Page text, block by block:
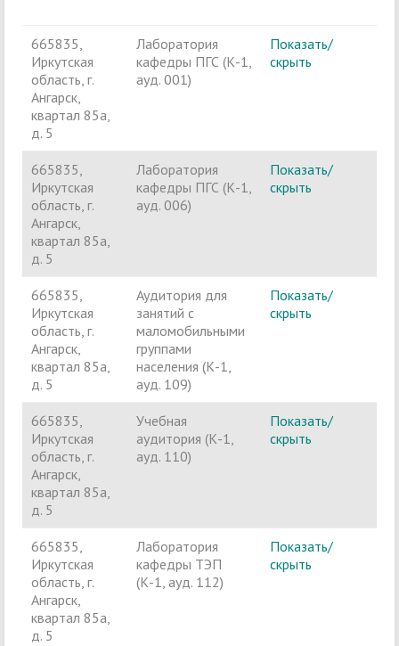
665835,
Иркутская
область, г.
Ангарск,
квартал 85а,
д. 5
Лаборатория
кафедры ПГС (К-1,
ауд. 001)
Показать/
скрыть
665835,
Иркутская
область, г.
Ангарск,
квартал 85а,
д. 5
Лаборатория
кафедры ПГС (К-1,
ауд. 006)
Показать/
скрыть
665835,
Иркутская
область, г.
Ангарск,
квартал 85а,
д. 5
Аудитория для
занятий с
маломобильными
группами
населения (К-1,
ауд. 109)
Показать/
скрыть
665835,
Иркутская
область, г.
Ангарск,
квартал 85а,
д. 5
Учебная
аудитория (К-1,
ауд. 110)
Показать/
скрыть
665835,
Иркутская
область, г.
Ангарск,
квартал 85а,
д. 5
Лаборатория
кафедры ТЭП
(К-1, ауд. 112)
Показать/
скрыть